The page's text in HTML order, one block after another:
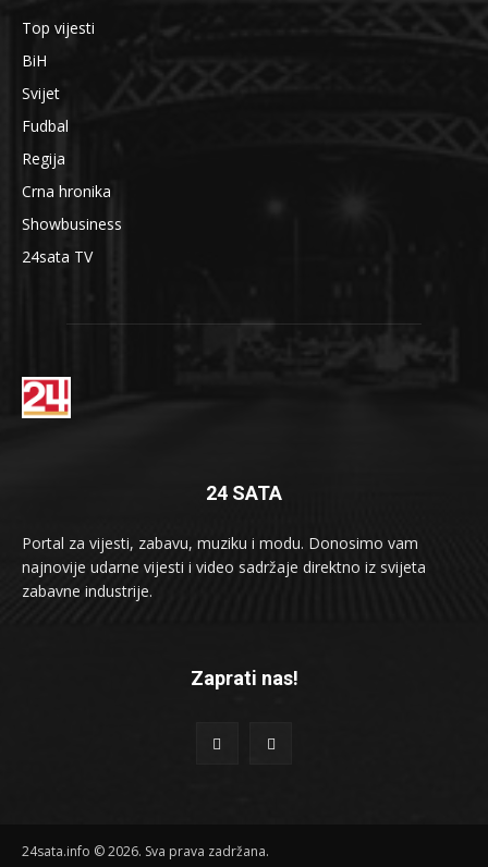
Top vijesti
BiH
Svijet
Fudbal
Regija
Crna hronika
Showbusiness
24sata TV
24 SATA
Portal za vijesti, zabavu, muziku i modu. Donosimo vam
najnovije udarne vijesti i video sadržaje direktno iz svijeta
zabavne industrije.
Zaprati nas!
24sata.info © 2026. Sva prava zadržana.